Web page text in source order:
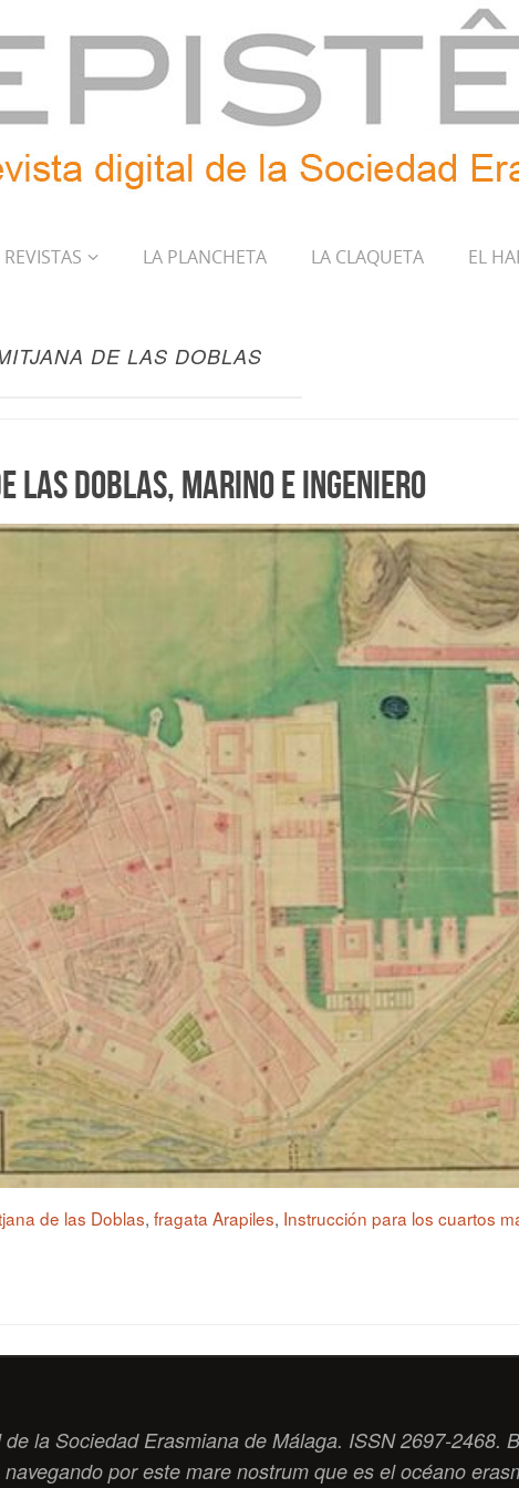
REVISTAS LA PLANCHETA LA CLAQUETA EL
DE LAS DOBLAS
las Doblas, marino e ingeniero
de las Doblas, fragata Arapiles, Instrucción para los cuartos
la Sociedad Erasmiana de Málaga. ISSN 2697-2468.
navegando por este mare nostrum que es el océano